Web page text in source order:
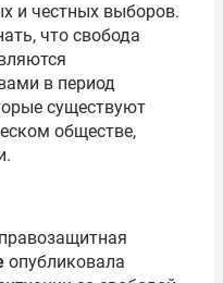
и честных выборов.
что свобода
в период
существуют
обществе,
опубликовала